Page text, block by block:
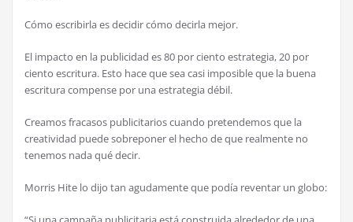
Cómo escribirla es decidir cómo decirla mejor.
El impacto en la publicidad es 80 por ciento estrategia, 20 por
ciento escritura. Esto hace que sea casi imposible que la buena
escritura compense por una estrategia débil.
Creamos fracasos publicitarios cuando pretendemos que la
creatividad puede sobreponer el hecho de que realmente no
tenemos nada qué decir.
Morris Hite lo dijo tan agudamente que podía reventar un globo: